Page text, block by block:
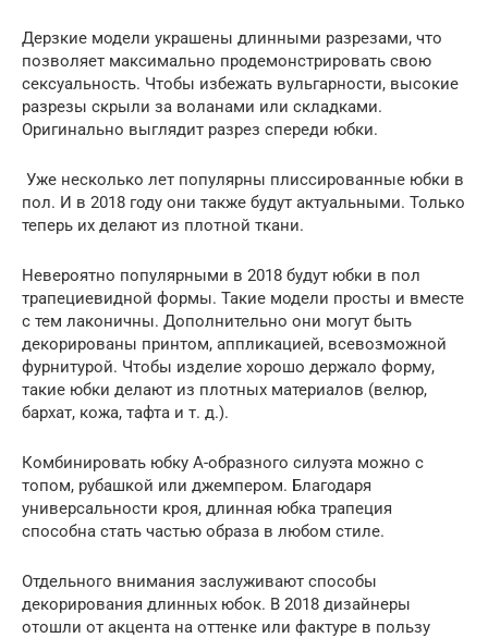
Дерзкие модели украшены длинными разрезами, что
позволяет максимально продемонстрировать свою
сексуальность. Чтобы избежать вульгарности, высокие
разрезы скрыли за воланами или складками.
Оригинально выглядит разрез спереди юбки.
Уже несколько лет популярны плиссированные юбки в
пол. И в 2018 году они также будут актуальными. Только
теперь их делают из плотной ткани.
Невероятно популярными в 2018 будут юбки в пол
трапециевидной формы. Такие модели просты и вместе
с тем лаконичны. Дополнительно они могут быть
декорированы принтом, аппликацией, всевозможной
фурнитурой. Чтобы изделие хорошо держало форму,
такие юбки делают из плотных материалов (велюр,
бархат, кожа, тафта и т. д.).
Комбинировать юбку А-образного силуэта можно с
топом, рубашкой или джемпером. Благодаря
универсальности кроя, длинная юбка трапеция
способна стать частью образа в любом стиле.
Отдельного внимания заслуживают способы
декорирования длинных юбок. В 2018 дизайнеры
отошли от акцента на оттенке или фактуре в пользу